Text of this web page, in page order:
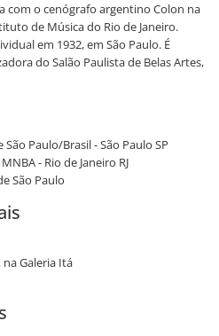
com o cenógrafo argentino Colon na
de Música do Rio de Janeiro.
em 1932, em São Paulo. É
do Salão Paulista de Belas Artes,
Paulo/Brasil - São Paulo SP
- Rio de Janeiro RJ
São Paulo
na Galeria Itá